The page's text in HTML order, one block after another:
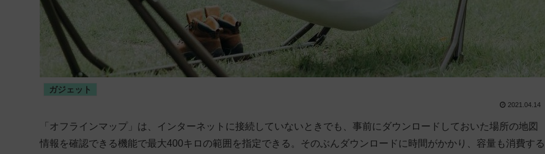
ガジェット
2021.04.14
「オフラインマップ」は、インターネットに接続していないときでも、事前にダウンロードしておいた場所の地図
情報を確認できる機能で最大400キロの範囲を指定できる。そのぶんダウンロードに時間がかかり、容量も消費する